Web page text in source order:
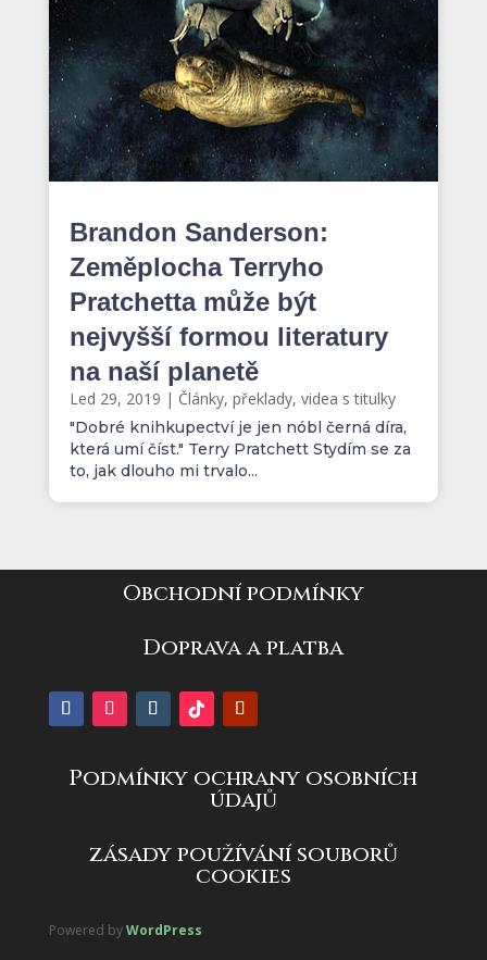
Brandon Sanderson:
Zeměplocha Terryho
Pratchetta může být
nejvyšší formou literatury
na naší planetě
Led 29, 2019 | Články, překlady, videa s titulky
"Dobré knihkupectví je jen nóbl černá díra,
která umí číst." Terry Pratchett Stydím se za
to, jak dlouho mi trvalo...
Obchodní podmínky
Doprava a platba
Podmínky ochrany osobních
údajů
zásady používání souborů
cookies
Powered byWordPress